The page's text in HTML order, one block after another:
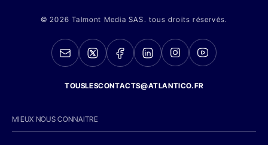
© 2026 Talmont Media SAS. tous droits réservés.
TOUSLESCONTACTS@ATLANTICO.FR
MIEUX NOUS CONNAITRE